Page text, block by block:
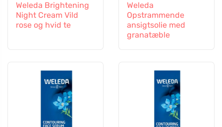
Weleda Brightening
Night Cream Vild
rose og hvid te
Weleda
Opstrammende
ansigtsolie med
granatæble